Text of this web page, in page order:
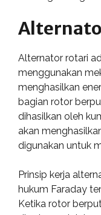
Alternator rotari
menggunakan
menghasilkan
bagian rotor
dihasilkan oleh
akan
digunakan untuk
Prinsip kerja
hukum Faraday
Ketika rotor